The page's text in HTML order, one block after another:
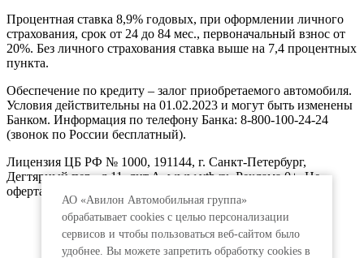
АО «Авилон Автомобильная группа»
обрабатывает cookies с целью персонализации
сервисов и чтобы пользоваться веб-сайтом было
удобнее. Вы можете запретить обработку сookies в
Процентная ставка 8,9% годовых, при оформлении личного
страхования, срок от 24 до 84 мес., первоначальный взнос от
20%. Без личного страхования ставка выше на 7,4 процентных
пункта.
Обеспечение по кредиту – залог приобретаемого автомобиля.
Условия действительны на 01.02.2023 и могут быть изменены
Банком. Информация по телефону Банка: 8-800-100-24-24
(звонок по России бесплатный).
Лицензия ЦБ РФ № 1000, 191144, г. Санкт-Петербург,
Дегтярный пер., д.11, лит.А. www.vtb.ru. Реклама 0+. Не
оферта.